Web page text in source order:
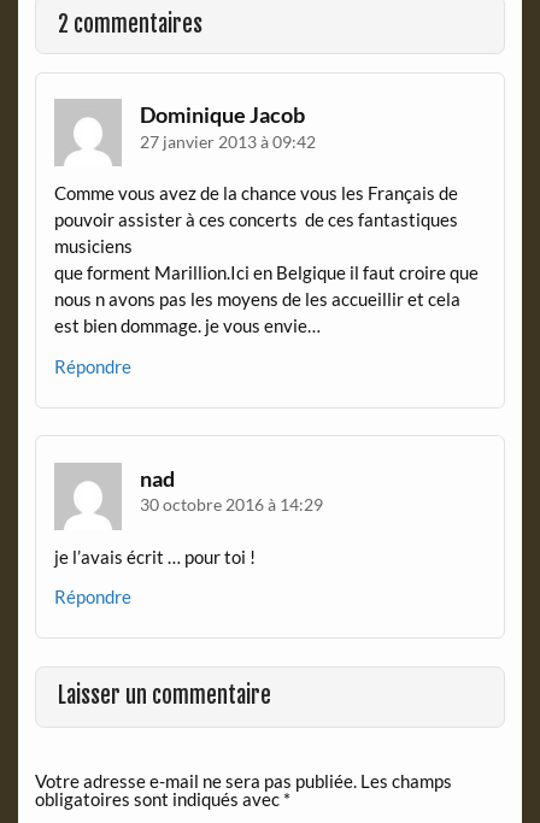
o
k
r
i
2 commentaires
Dominique Jacob
27 janvier 2013 à 09:42
Comme vous avez de la chance vous les Français de
pouvoir assister à ces concerts de ces fantastiques
musiciens
que forment Marillion.Ici en Belgique il faut croire que
nous n avons pas les moyens de les accueillir et cela
est bien dommage. je vous envie…
Répondre
nad
30 octobre 2016 à 14:29
je l’avais écrit … pour toi !
Répondre
Laisser un commentaire
Votre adresse e-mail ne sera pas publiée. Les champs
obligatoires sont indiqués avec *